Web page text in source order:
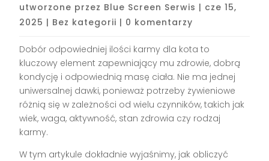
utworzone przez Blue Screen Serwis | cze 15,
2025 | Bez kategorii | 0 komentarzy
Dobór odpowiedniej ilości karmy dla kota to
kluczowy element zapewniający mu zdrowie, dobrą
kondycję i odpowiednią masę ciała. Nie ma jednej
uniwersalnej dawki, ponieważ potrzeby żywieniowe
różnią się w zależności od wielu czynników, takich jak
wiek, waga, aktywność, stan zdrowia czy rodzaj
karmy.
W tym artykule dokładnie wyjaśnimy, jak obliczyć